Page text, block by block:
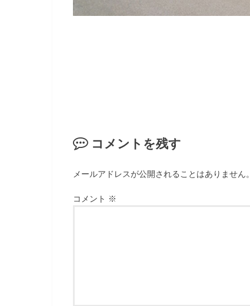
コメントを残す
メールアドレスが公開されることはありません。
コメント ※